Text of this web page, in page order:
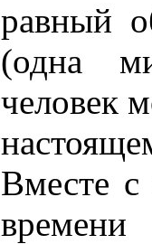
равный
(одна
человек
Вместе с
времени